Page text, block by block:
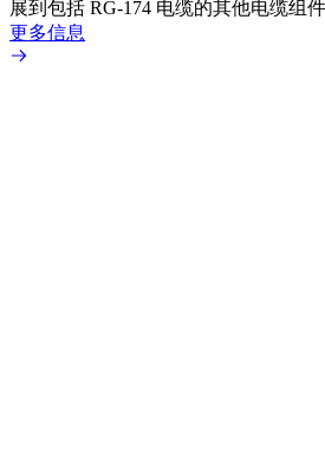
展到包括 RG-174 电缆的其他电缆组件
更多信息